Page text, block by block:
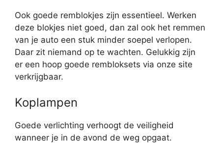
Ook goede remblokjes zijn essentieel. Werken
deze blokjes niet goed, dan zal ook het remmen
van je auto een stuk minder soepel verlopen.
Daar zit niemand op te wachten. Gelukkig zijn
er een hoop goede rembloksets via onze site
verkrijgbaar.
Koplampen
Goede verlichting verhoogt de veiligheid
wanneer je in de avond de weg opgaat.